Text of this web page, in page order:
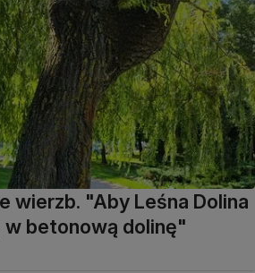
wierzb. "Aby Leśna Dolina
w betonową dolinę"